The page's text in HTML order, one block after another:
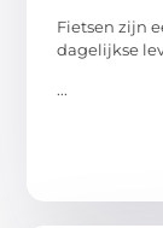
Fietsen zijn
dagelijkse
...